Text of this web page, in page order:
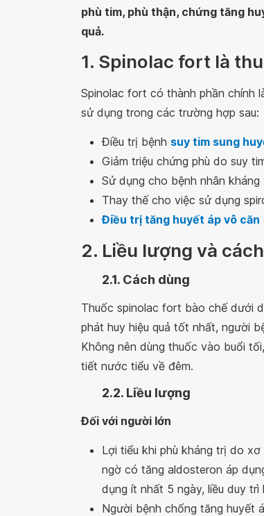
phù tim, phù thận, chứng tăng
quả.
1. Spinolac fort là
Spinolac fort có thành phần chính
sử dụng trong các trường hợp sau:
Điều trị bệnh suy tim sung
Giảm triệu chứng phù do suy
Sử dụng cho bệnh nhân kháng
Thay thế cho việc sử dụng
Điều trị tăng huyết áp vô căn
2. Liều lượng và
2.1. Cách dùng
Thuốc spinolac fort bào chế dưới
phát huy hiệu quả tốt nhất, người
Không nên dùng thuốc vào buổi
tiết nước tiểu về đêm.
2.2. Liều lượng
Đối với người lớn
Lợi tiểu khi phù kháng trị do xơ
ngờ có tăng aldosteron áp
dụng ít nhất 5 ngày, liều duy
Người bệnh chống tăng huyết